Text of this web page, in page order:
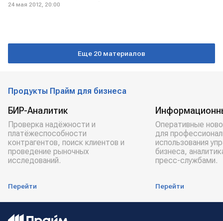
24 мая 2012, 20:00
Еще 20 материалов
Продукты Прайм для бизнеса
БИР-Аналитик
Проверка надёжности и
платёжеспособности
контрагентов, поиск клиентов и
проведение рыночных
исследований.
Перейти
Оперативные
для
использования
бизнеса,
пресс-службами.
Перейти